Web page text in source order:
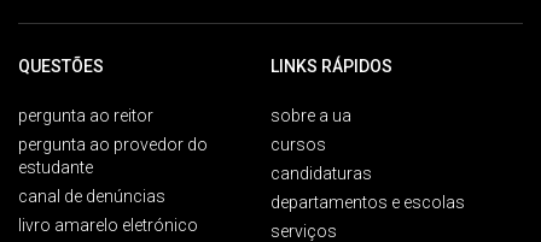
QUESTÕES
pergunta ao reitor
pergunta ao provedor do
estudante
canal de denúncias
livro amarelo eletrónico
LINKS RÁPIDOS
sobre a ua
cursos
candidaturas
departamentos e escolas
serviços